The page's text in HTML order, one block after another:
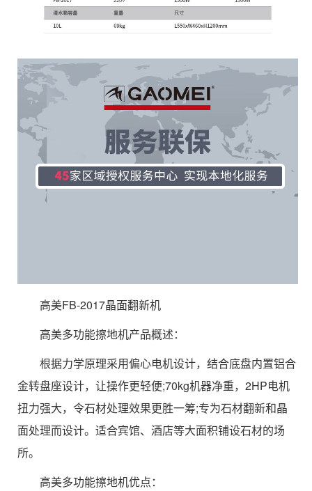
高美FB-2017晶面翻新机
高美多功能擦地机产品概述：
根据力学原理采用偏心电机设计，结合底盘内置铝合
金转盘座设计，让操作更轻便;70kg机器净重，2HP电机
扭力强大，令石材处理效果更胜一筹;专为石材翻新和晶
面处理而设计。适合宾馆、酒店等大面积铺设石材的场
所。
高美多功能擦地机优点：